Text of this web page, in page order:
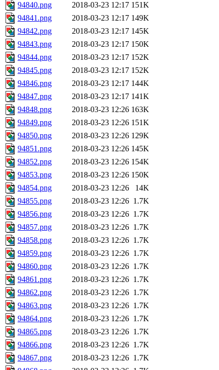
94840.png
2018-03-23 12:17 151K
94841.png
2018-03-23 12:17 149K
94842.png
2018-03-23 12:17 145K
94843.png
2018-03-23 12:17 150K
94844.png
2018-03-23 12:17 152K
94845.png
2018-03-23 12:17 152K
94846.png
2018-03-23 12:17 144K
94847.png
2018-03-23 12:17 141K
94848.png
2018-03-23 12:26 163K
94849.png
2018-03-23 12:26 151K
94850.png
2018-03-23 12:26 129K
94851.png
2018-03-23 12:26 145K
94852.png
2018-03-23 12:26 154K
94853.png
2018-03-23 12:26 150K
94854.png
2018-03-23 12:26
14K
94855.png
2018-03-23 12:26 1.7K
94856.png
2018-03-23 12:26 1.7K
94857.png
2018-03-23 12:26 1.7K
94858.png
2018-03-23 12:26 1.7K
94859.png
2018-03-23 12:26 1.7K
94860.png
2018-03-23 12:26 1.7K
94861.png
2018-03-23 12:26 1.7K
94862.png
2018-03-23 12:26 1.7K
94863.png
2018-03-23 12:26 1.7K
94864.png
2018-03-23 12:26 1.7K
94865.png
2018-03-23 12:26 1.7K
94866.png
2018-03-23 12:26 1.7K
94867.png
2018-03-23 12:26 1.7K